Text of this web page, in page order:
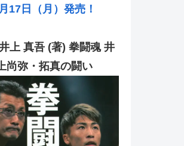
17日（月）発売！
上 真吾 (著) 拳闘魂 井
尚弥・拓真の闘い